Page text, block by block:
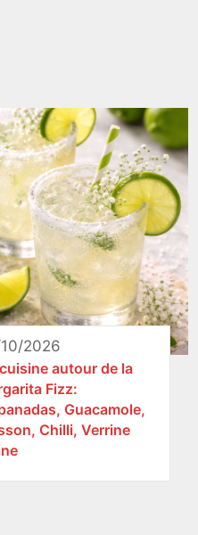
2026
autour de la
Fizz:
Guacamole,
Chilli, Verrine